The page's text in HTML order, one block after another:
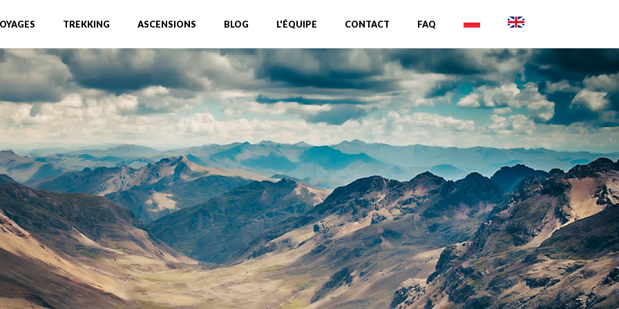
TREKKING ASCENSIONS BLOG L'ÉQUIPE CONTACT FAQ